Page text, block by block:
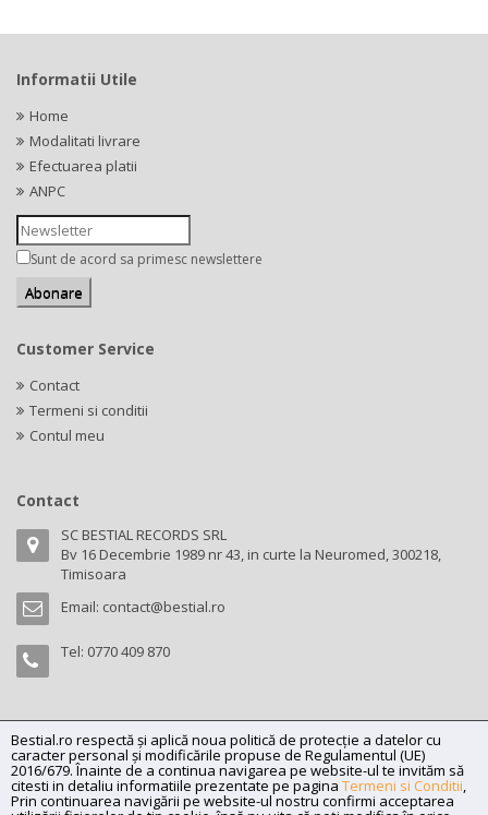
Bestial.ro respectă și aplică noua politică de protecție a datelor cu
caracter personal și modificările propuse de Regulamentul (UE)
2016/679. Înainte de a continua navigarea pe website-ul te invităm să
citesti in detaliu informatiile prezentate pe pagina Termeni si Conditii,
Prin continuarea navigării pe website-ul nostru confirmi acceptarea
Informatii Utile
Home
Modalitati livrare
Efectuarea platii
ANPC
Sunt de acord sa primesc newslettere
Customer Service
Contact
Termeni si conditii
Contul meu
Contact
SC BESTIAL RECORDS SRL
Bv 16 Decembrie 1989 nr 43, in curte la Neuromed, 300218,
Timisoara
Email: contact@bestial.ro
Tel: 0770 409 870
Copyright (C) 2026bestial.ro -All rights reserved.
SC BESTIAL RECORDS SRL, Nr. R.C.: J35/345/2005, C.U.I.: RO17197870,
Adresa: Bv 16 Decembrie 1989 nr 43, in curte la Neuromed, 300218,